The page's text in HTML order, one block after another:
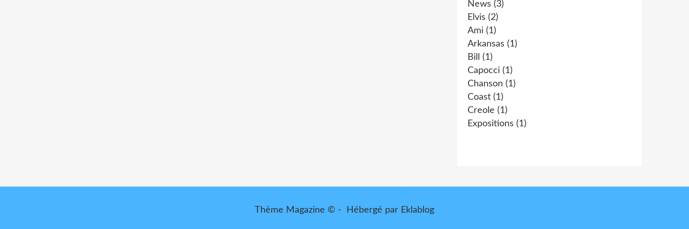
News (3)
Elvis (2)
Ami (1)
Arkansas (1)
Bill
(1)
Capocci (1)
Chanson (1)
Coast (1)
Creole (1)
Expositions (1)
Thème Magazine © - Hébergé par Eklablog